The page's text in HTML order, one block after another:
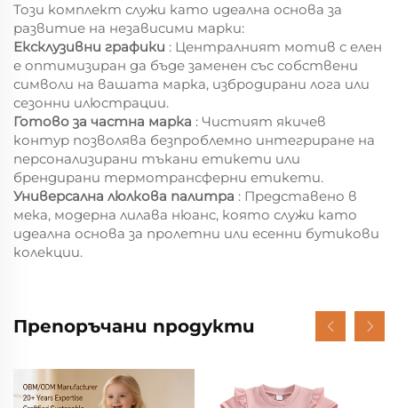
Този комплект служи като идеална основа за
развитие на независими марки:
Ексклузивни графики : Централният мотив с елен
е оптимизиран да бъде заменен със собствени
символи на вашата марка, избродирани лога или
сезонни илюстрации.
Готово за частна марка : Чистият якичев
контур позволява безпроблемно интегриране на
персонализирани тъкани етикети или
брендирани термотрансферни етикети.
Универсална люлкова палитра : Представено в
мека, модерна лилава нюанс, която служи като
идеална основа за пролетни или есенни бутикови
колекции.
Препоръчани продукти